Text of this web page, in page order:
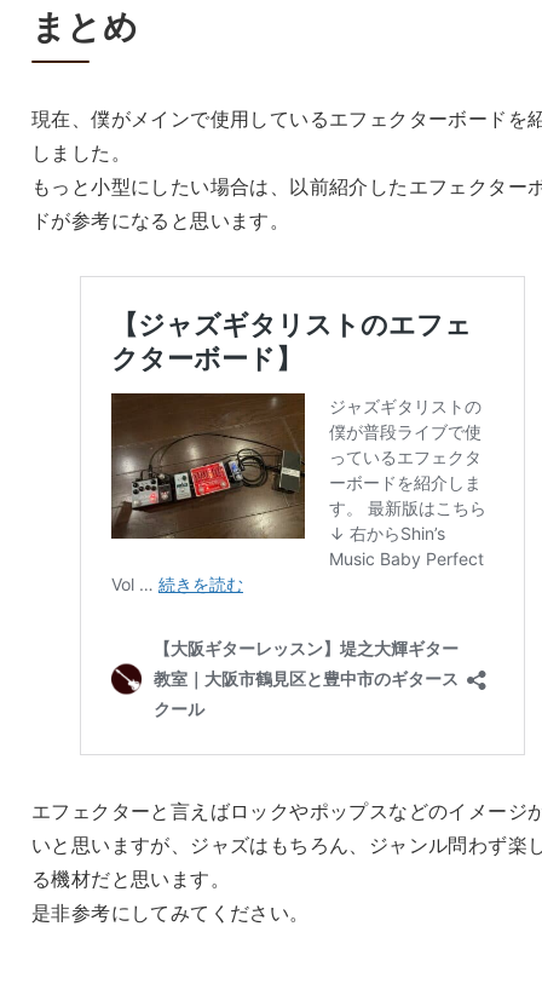
まとめ
現在、僕がメインで使用しているエフェクターボードを
しました。
もっと小型にしたい場合は、以前紹介したエフェクター
ドが参考になると思います。
エフェクターと言えばロックやポップスなどのイメージ
いと思いますが、ジャズはもちろん、ジャンル問わず楽
る機材だと思います。
是非参考にしてみてください。